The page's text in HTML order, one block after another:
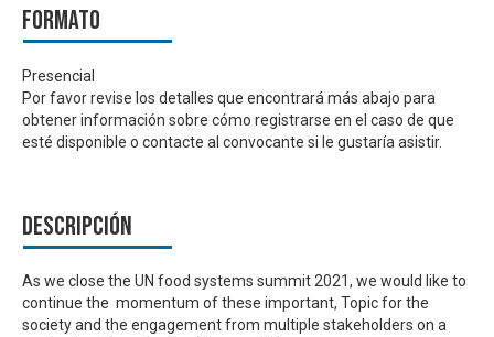
Formato
Presencial
Por favor revise los detalles que encontrará más abajo para
obtener información sobre cómo registrarse en el caso de que
esté disponible o contacte al convocante si le gustaría asistir.
Descripción
As we close the UN food systems summit 2021, we would like to
continue the momentum of these important, Topic for the
society and the engagement from multiple stakeholders on a